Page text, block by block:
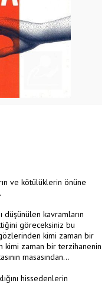
ve kötülüklerin önüne
düşünülen kavramların
göreceksiniz bu
kimi zaman bir
kimi zaman bir terzihanenin
masasından...
hissedenlerin